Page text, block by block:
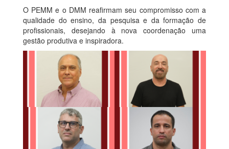
O PEMM e o DMM reafirmam seu compromisso com a
qualidade do ensino, da pesquisa e da formação de
profissionais, desejando à nova coordenação uma
gestão produtiva e inspiradora.